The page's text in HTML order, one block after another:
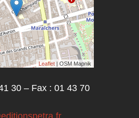
Leaflet | OSM Mapnik
30 – Fax : 01 43 70